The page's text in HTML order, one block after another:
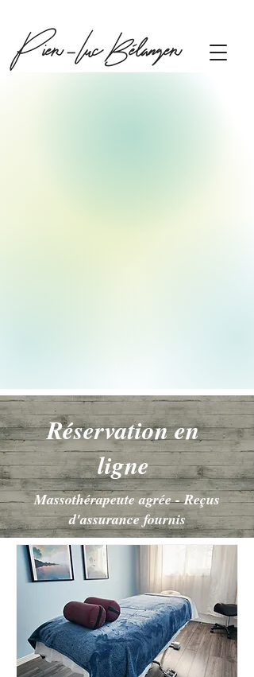
Nos services
Réservation en
ligne
Massothérapeute agrée - Reçus
d'assurance fournis